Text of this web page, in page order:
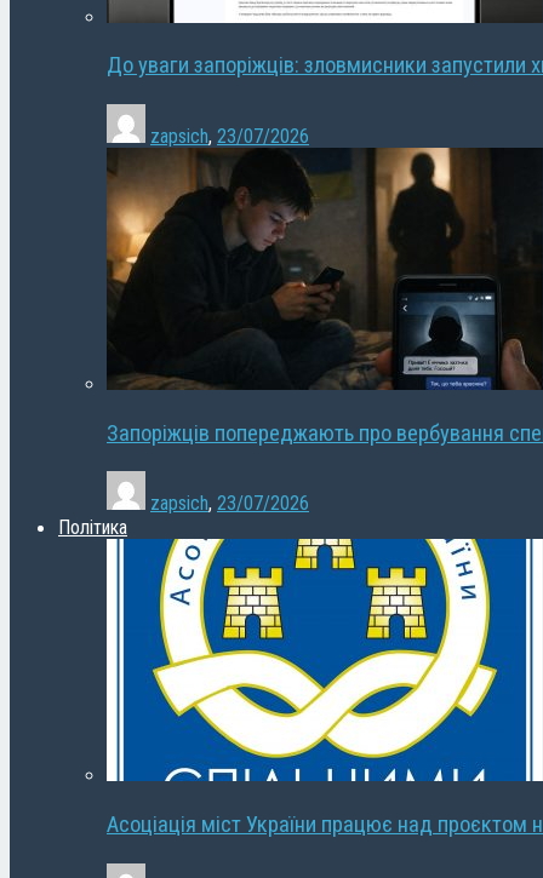
До уваги запоріжців: зловмисники запустили
zapsich, 23/07/2026
Запоріжців попереджають про вербування
zapsich, 23/07/2026
Політика
Асоціація міст України працює над проєктом